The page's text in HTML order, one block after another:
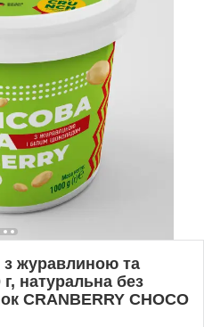
з журавлиною та
натуральна без
CRANBERRY CHOCO